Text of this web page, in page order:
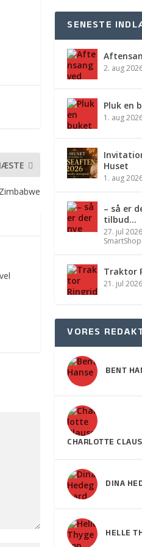
SENESTE
2. aug
Pluk en
1. aug
Huset
1. aug
– så er
tilbud…
27. jul 2026
Traktor
21. jul 2026
VORES
BENT
CHARLOTTE
DINA
HELLE